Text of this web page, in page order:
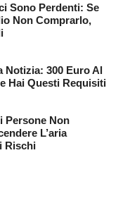
Sono Perdenti: Se
Non Comprarlo,
Notizia: 300 Euro Al
Hai Questi Requisiti
Persone Non
L’aria
Rischi